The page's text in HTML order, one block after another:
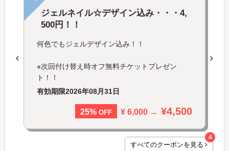
ジェルネイル☆デザイン込み・・・4,
500円！！
何色でもジェルデザイン込み！！
※次回付け替え時オフ無料チケットプレゼン
ト！！
有効期限2026年08月31日
25% OFF ¥ 6,000 → ¥4,500
すべてのクーポンを見る
4